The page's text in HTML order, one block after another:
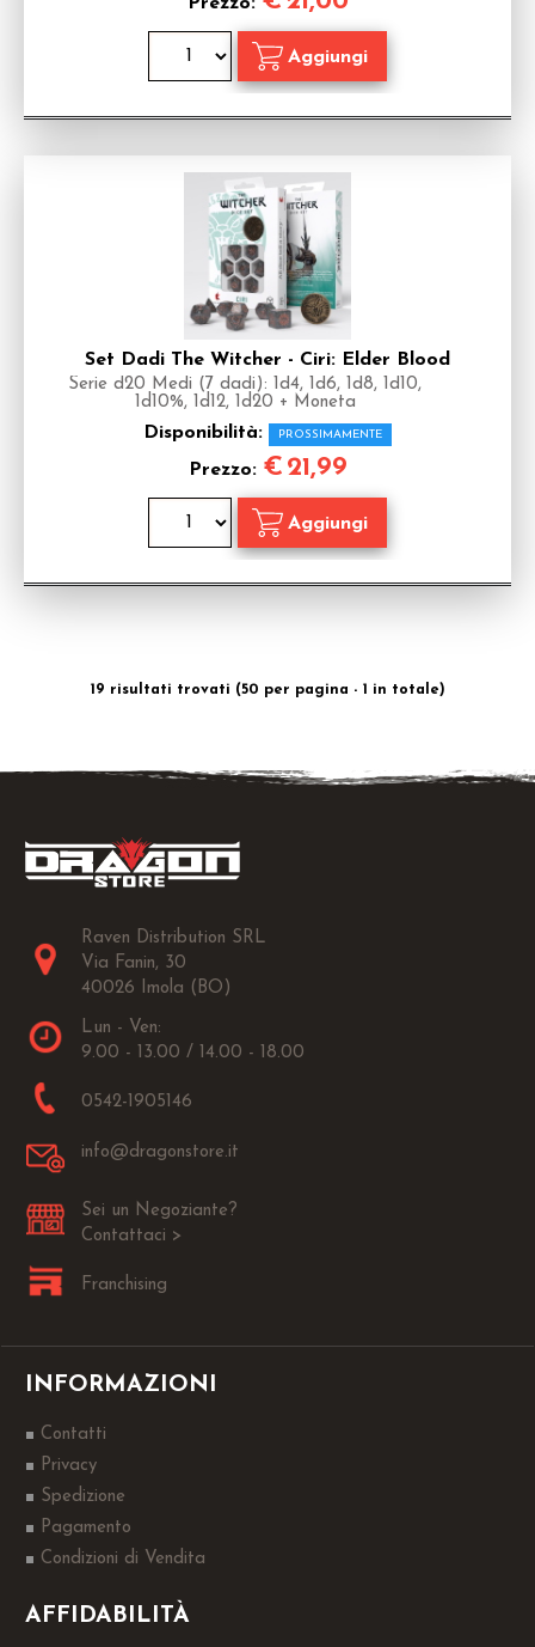
Set Dadi The Witcher - Ciri: Elder Blood
Serie d20 Medi (7 dadi): 1d4, 1d6, 1d8, 1d10,
1d10%, 1d12, 1d20 + Moneta
Disponibilità: PROSSIMAMENTE
Prezzo: € 21,99
19 risultati trovati (50 per pagina - 1 in totale)
Raven Distribution SRL
Via Fanin, 30
40026 Imola (BO)
Lun - Ven:
9.00 - 13.00 / 14.00 - 18.00
0542-1905146
info@dragonstore.it
Sei un Negoziante?
Contattaci >
Franchising
INFORMAZIONI
Contatti
Privacy
Spedizione
Pagamento
Condizioni di Vendita
AFFIDABILITÀ